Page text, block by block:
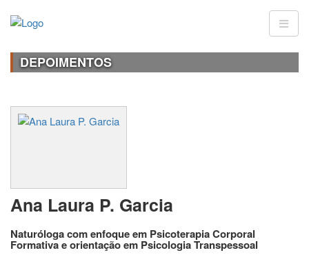
DEPOIMENTOS
Ana Laura P. Garcia
Naturóloga com enfoque em Psicoterapia Corporal
Formativa e orientação em Psicologia Transpessoal